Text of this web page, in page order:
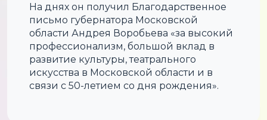
На днях он получил Благодарственное
письмо губернатора Московской
области Андрея Воробьева «за высокий
профессионализм, большой вклад в
развитие культуры, театрального
искусства в Московской области и в
связи с 50-летием со дня рождения».